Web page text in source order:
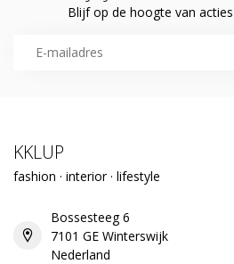
Blijf op de hoogte van
KKLUP
fashion · interior · lifestyle
Bossesteeg 6
7101 GE Winterswijk
Nederland